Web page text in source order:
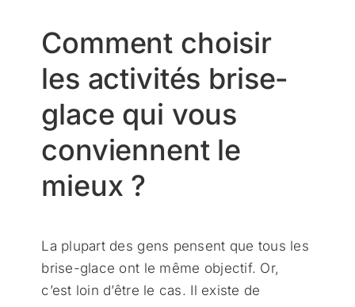
Comment choisir
les activités brise-
glace qui vous
conviennent le
mieux ?
La plupart des gens pensent que tous les
brise-glace ont le même objectif. Or,
c’est loin d’être le cas. Il existe de